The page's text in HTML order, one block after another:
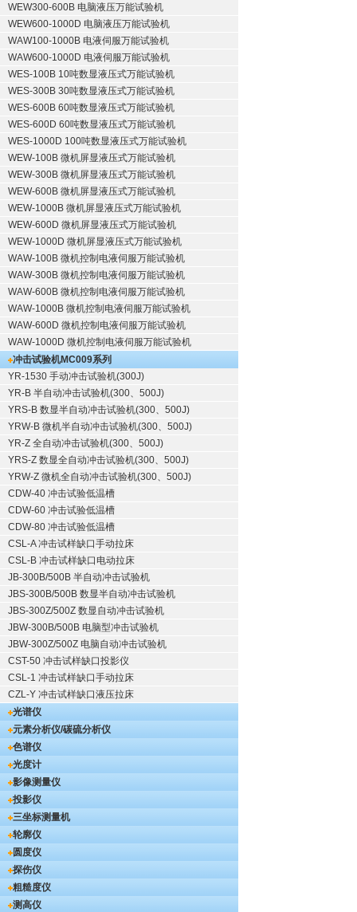
WEW300-600B 电脑液压万能试验机
WEW600-1000D 电脑液压万能试验机
WAW100-1000B 电液伺服万能试验机
WAW600-1000D 电液伺服万能试验机
WES-100B 10吨数显液压式万能试验机
WES-300B 30吨数显液压式万能试验机
WES-600B 60吨数显液压式万能试验机
WES-600D 60吨数显液压式万能试验机
WES-1000D 100吨数显液压式万能试验机
WEW-100B 微机屏显液压式万能试验机
WEW-300B 微机屏显液压式万能试验机
WEW-600B 微机屏显液压式万能试验机
WEW-1000B 微机屏显液压式万能试验机
WEW-600D 微机屏显液压式万能试验机
WEW-1000D 微机屏显液压式万能试验机
WAW-100B 微机控制电液伺服万能试验机
WAW-300B 微机控制电液伺服万能试验机
WAW-600B 微机控制电液伺服万能试验机
WAW-1000B 微机控制电液伺服万能试验机
WAW-600D 微机控制电液伺服万能试验机
WAW-1000D 微机控制电液伺服万能试验机
冲击试验机MC009系列
YR-1530 手动冲击试验机(300J)
YR-B 半自动冲击试验机(300、500J)
YRS-B 数显半自动冲击试验机(300、500J)
YRW-B 微机半自动冲击试验机(300、500J)
YR-Z 全自动冲击试验机(300、500J)
YRS-Z 数显全自动冲击试验机(300、500J)
YRW-Z 微机全自动冲击试验机(300、500J)
CDW-40 冲击试验低温槽
CDW-60 冲击试验低温槽
CDW-80 冲击试验低温槽
CSL-A 冲击试样缺口手动拉床
CSL-B 冲击试样缺口电动拉床
JB-300B/500B 半自动冲击试验机
JBS-300B/500B 数显半自动冲击试验机
JBS-300Z/500Z 数显自动冲击试验机
JBW-300B/500B 电脑型冲击试验机
JBW-300Z/500Z 电脑自动冲击试验机
CST-50 冲击试样缺口投影仪
CSL-1 冲击试样缺口手动拉床
CZL-Y 冲击试样缺口液压拉床
光谱仪
元素分析仪/碳硫分析仪
色谱仪
光度计
影像测量仪
投影仪
三坐标测量机
轮廓仪
圆度仪
探伤仪
粗糙度仪
测高仪